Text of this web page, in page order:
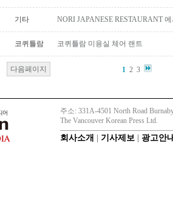
기타 NORI JAPANESE RESTAURANT
코퀴틀람 코퀴틀람 미용실 체어 랜트
다음페이지 1 2 3
주소: 331A-4501 North Road
The Vancouver Korean Press Ltd.
회사소개 기사제보 광고안